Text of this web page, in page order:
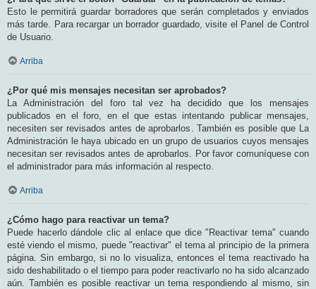
Esto le permitirá guardar borradores que serán completados y enviados
más tarde. Para recargar un borrador guardado, visite el Panel de Control
de Usuario.
Arriba
¿Por qué mis mensajes necesitan ser aprobados?
La Administración del foro tal vez ha decidido que los mensajes
publicados en el foro, en el que estas intentando publicar mensajes,
necesiten ser revisados antes de aprobarlos. También es posible que La
Administración le haya ubicado en un grupo de usuarios cuyos mensajes
necesitan ser revisados antes de aprobarlos. Por favor comuníquese con
el administrador para más información al respecto.
Arriba
¿Cómo hago para reactivar un tema?
Puede hacerlo dándole clic al enlace que dice "Reactivar tema" cuando
esté viendo el mismo, puede "reactivar" el tema al principio de la primera
página. Sin embargo, si no lo visualiza, entonces el tema reactivado ha
sido deshabilitado o el tiempo para poder reactivarlo no ha sido alcanzado
aún. También es posible reactivar un tema respondiendo al mismo, sin